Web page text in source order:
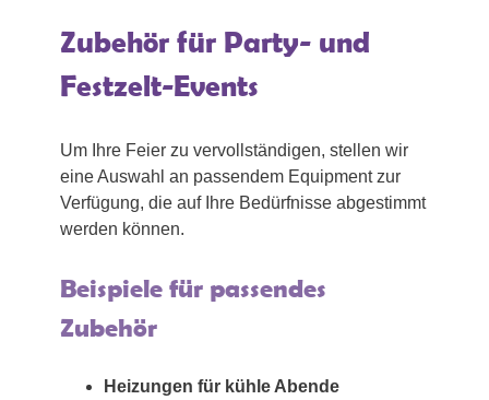
Zubehör für Party- und
Festzelt-Events
Um Ihre Feier zu vervollständigen, stellen wir
eine Auswahl an passendem Equipment zur
Verfügung, die auf Ihre Bedürfnisse abgestimmt
werden können.
Beispiele für passendes
Zubehör
Heizungen für kühle Abende